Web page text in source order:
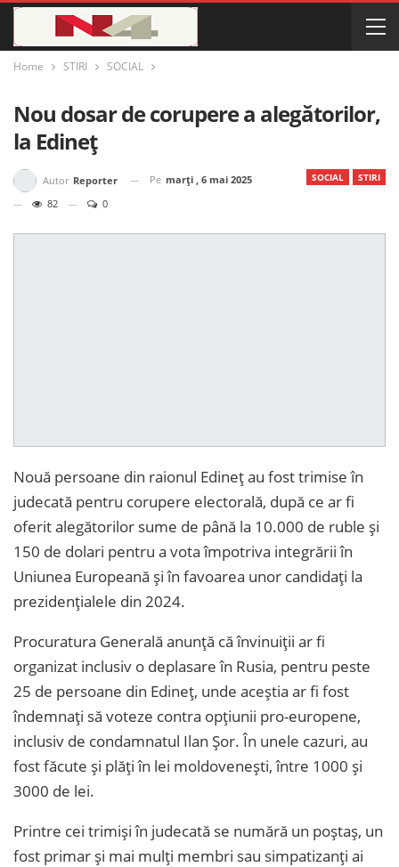
Home STIRI SOCIAL
Nou dosar de corupere a alegătorilor,
la Edineț
SOCIAL STIRI
Autor Reporter Pe marți , 6 mai 2025
82
0
Nouă persoane din raionul Edineț au fost trimise în
judecată pentru corupere electorală, după ce ar fi
oferit alegătorilor sume de până la 10.000 de ruble și
150 de dolari pentru a vota împotriva integrării în
Uniunea Europeană și în favoarea unor candidați la
prezidențialele din 2024.
Procuratura Generală anunță că învinuiții ar fi
organizat inclusiv o deplasare în Rusia, pentru peste
25 de persoane din Edineț, unde aceștia ar fi fost
îndemnați să voteze contra opțiunii pro-europene,
inclusiv de condamnatul Ilan Șor. În unele cazuri, au
fost făcute și plăți în lei moldovenești, între 1000 și
3000 de lei.
Printre cei trimiși în judecată se numără un poștaș, un
fost primar și mai mulți membri sau simpatizanți ai